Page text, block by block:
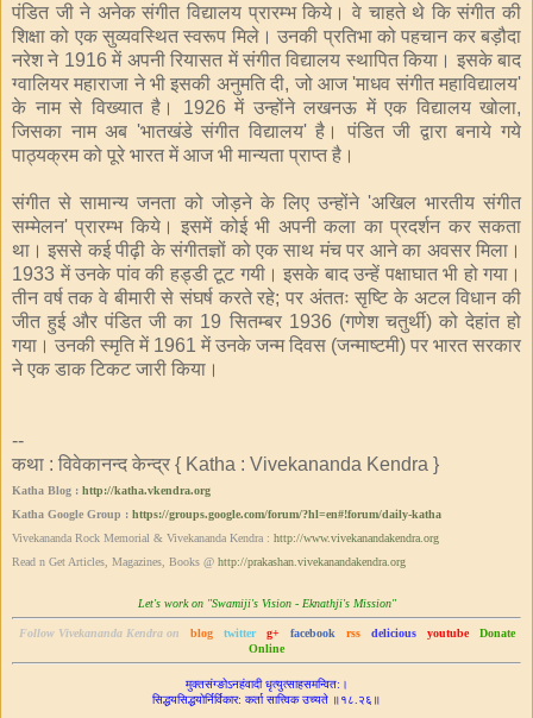
पंडित जी ने अनेक संगीत विद्यालय प्रारम्भ किये। वे चाहते थे कि संगीत की
शिक्षा को एक सुव्यवस्थित स्वरूप मिले। उनकी प्रतिभा को पहचान कर बड़ौदा
नरेश ने 1916 में अपनी रियासत में संगीत विद्यालय स्थापित किया। इसके बाद
ग्वालियर महाराजा ने भी इसकी अनुमति दी, जो आज 'माधव संगीत महाविद्यालय'
के नाम से विख्यात है। 1926 में उन्होंने लखनऊ में एक विद्यालय खोला,
जिसका नाम अब 'भातखंडे संगीत विद्यालय' है। पंडित जी द्वारा बनाये गये
पाठ्यक्रम को पूरे भारत में आज भी मान्यता प्राप्त है।
संगीत से सामान्य जनता को जोड़ने के लिए उन्होंने 'अखिल भारतीय संगीत
सम्मेलन' प्रारम्भ किये। इसमें कोई भी अपनी कला का प्रदर्शन कर सकता
था। इससे कई पीढ़ी के संगीतज्ञों को एक साथ मंच पर आने का अवसर मिला।
1933 में उनके पांव की हड्डी टूट गयी। इसके बाद उन्हें पक्षाघात भी हो गया।
तीन वर्ष तक वे बीमारी से संघर्ष करते रहे; पर अंततः सृष्टि के अटल विधान की
जीत हुई और पंडित जी का 19 सितम्बर 1936 (गणेश चतुर्थी) को देहांत हो
गया। उनकी स्मृति में 1961 में उनके जन्म दिवस (जन्माष्टमी) पर भारत सरकार
ने एक डाक टिकट जारी किया।
--
कथा : विवेकानन्द केन्द्र { Katha : Vivekananda Kendra }
Katha Blog : http://katha.vkendra.org
Katha Google Group : https://groups.google.com/forum/?hl=en#!forum/daily-katha
Vivekananda Rock Memorial & Vivekananda Kendra : http://www.vivekanandakendra.org
Read n Get Articles, Magazines, Books @ http://prakashan.vivekanandakendra.org
Let's work on "Swamiji's Vision - Eknathji's Mission"
Follow Vivekananda Kendra on blog twitter g+ facebook rss delicious youtube
Donate
Online
मुक्तसंग्ङोऽनहंवादी धृत्युत्साहसमन्वित:।
सिद्ध‌‌यसिद्धयोर्निर्विकार: कर्ता सात्त्विक उच्यते ॥१८.२६॥